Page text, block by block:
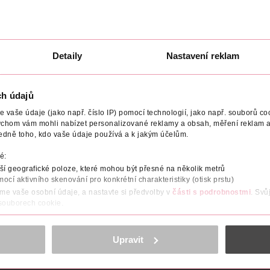
Detaily Nastavení reklam
údajů
vaše údaje (jako např. číslo IP) pomocí technologií, jako např. souborů
vám mohli nabízet personalizované reklamy a obsah, měření reklam
toho, kdo vaše údaje používá a k jakým účelům.
geografické poloze, které mohou být přesné na několik metrů
aktivního skenování pro konkrétní charakteristiky (otisk prstu)
vaše osobní údaje, a nastavte si předvolby v části s podrobnostmi.
cookie.
a reklam, funkcí sociálních médií, analýze návštěvnosti, které
osobních údajů.
<
Upravit
219 Kč 219 Kč
DO KOŠÍKU
v tyčince! Tmavé kruhy? Zakryté! Pupínky? Zakryté!
kyselinou hyaluronovou, které se hladce roztírá a nevysušuje.
s přirozeným výsledkem jako druhá kůže! Pro perfektní
šmouhy ani se neslepuje. Zakryjte všechny nedokonalosti